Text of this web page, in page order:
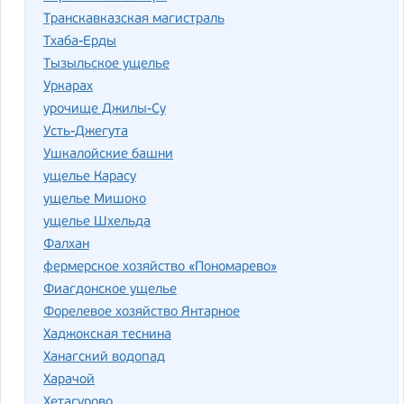
Транскавказская магистраль
Тхаба-Ерды
Тызыльское ущелье
Уркарах
урочище Джилы-Су
Усть-Джегута
Ушкалойские башни
ущелье Карасу
ущелье Мишоко
ущелье Шхельда
Фалхан
фермерское хозяйство «Пономарево»
Фиагдонское ущелье
Форелевое хозяйство Янтарное
Хаджокская теснина
Ханагский водопад
Харачой